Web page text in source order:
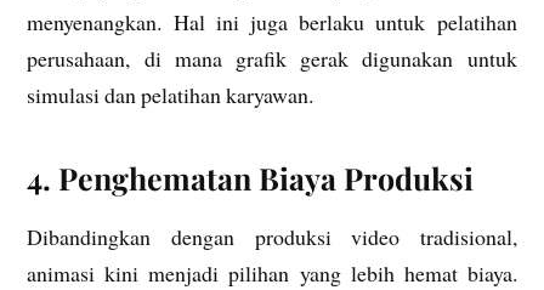
menyenangkan. Hal ini juga berlaku untuk pelatihan
perusahaan, di mana grafik gerak digunakan untuk
simulasi dan pelatihan karyawan.
4. Penghematan Biaya Produksi
Dibandingkan dengan produksi video tradisional,
animasi kini menjadi pilihan yang lebih hemat biaya.